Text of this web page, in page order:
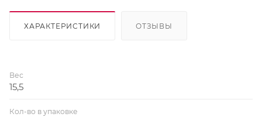
ХАРАКТЕРИСТИКИ ОТЗЫВЫ
Вес
15,5
Кол-во в упаковке